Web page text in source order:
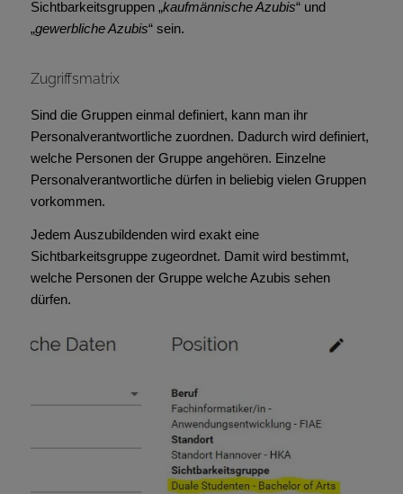
Sichtbarkeitsgruppen „kaufmännische Azubis“ und
„gewerbliche Azubis“ sein.
Zugriffsmatrix
Sind die Gruppen einmal definiert, kann man ihr
Personalverantwortliche zuordnen. Dadurch wird definiert,
welche Personen der Gruppe angehören. Einzelne
Personalverantwortliche dürfen in beliebig vielen Gruppen
vorkommen.
Jedem Auszubildenden wird exakt eine
Sichtbarkeitsgruppe zugeordnet. Damit wird bestimmt,
welche Personen der Gruppe welche Azubis sehen
dürfen.